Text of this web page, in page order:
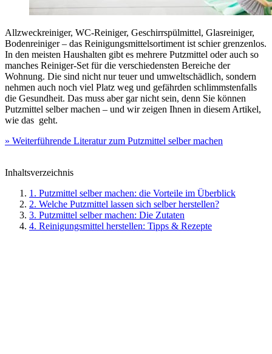
Allzweckreiniger, WC-Reiniger, Geschirrspülmittel, Glasreiniger,
Bodenreiniger – das Reinigungsmittelsortiment ist schier grenzenlos.
In den meisten Haushalten gibt es mehrere Putzmittel oder auch so
manches Reiniger-Set für die verschiedensten Bereiche der
Wohnung. Die sind nicht nur teuer und umweltschädlich, sondern
nehmen auch noch viel Platz weg und gefährden schlimmstenfalls
die Gesundheit. Das muss aber gar nicht sein, denn Sie können
Putzmittel selber machen – und wir zeigen Ihnen in diesem Artikel,
wie das geht.
» Weiterführende Literatur zum Putzmittel selber machen
Inhaltsverzeichnis
1. Putzmittel selber machen: die Vorteile im Überblick
2. Welche Putzmittel lassen sich selber herstellen?
3. Putzmittel selber machen: Die Zutaten
4. Reinigungsmittel herstellen: Tipps & Rezepte